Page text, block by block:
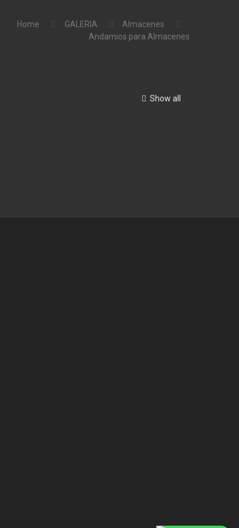
Home GALERIA
Almacenes
Andamios para Almacenes
Show all